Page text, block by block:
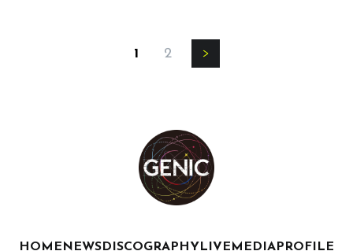
1 2
HOME NEWS DISCOGRAPHY LIVE MEDIA PROFILE